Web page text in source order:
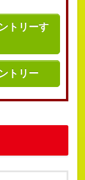
トリーす
トリー